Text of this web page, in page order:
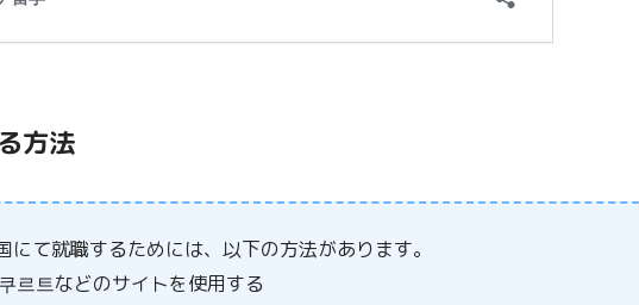
方法
にて就職するためには、以下の方法があります。
르트などのサイトを使用する